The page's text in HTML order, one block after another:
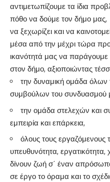
αντιμετωπίζουμε τα ίδια
πόθο να δούμε τον δήμο
να ξεχωρίζει και να
μέσα από την μέχρι τώρα
ικανότητά μας να
στον δήμο, αξιοποιώντας
την δυναμική ομάδα
συμβούλων του συνδυασμού
την ομάδα στελεχών και
εμπειρία και επάρκεια,
όλους τους εργαζόμενους
υπευθυνότητα,
δίνουν ζωή σ΄ έναν
σε έργο το όραμα και το